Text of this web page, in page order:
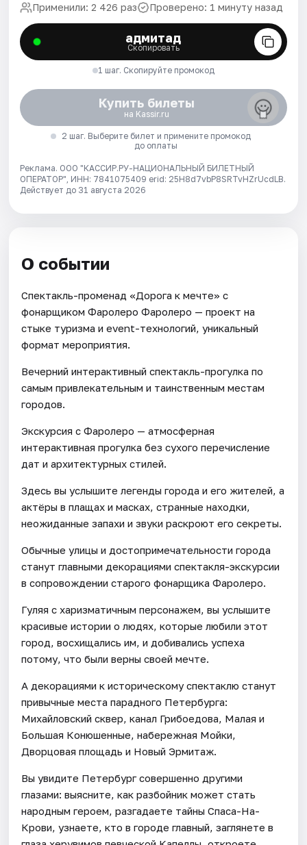
Применили: 2 426 раз Проверено: 1 минуту назад
адмитад
Скопировать
1 шаг. Скопируйте промокод
Купить билеты
на Kassir.ru
2 шаг. Выберите билет и примените промокод
до оплаты
Реклама. ООО "КАССИР.РУ-НАЦИОНАЛЬНЫЙ БИЛЕТНЫЙ
ОПЕРАТОР", ИНН: 7841075409 erid: 25H8d7vbP8SRTvHZrUcdLB.
Действует до 31 августа 2026
О событии
Спектакль-променад «Дорога к мечте» с
фонарщиком Фаролеро Фаролеро — проект на
стыке туризма и event-технологий, уникальный
формат мероприятия.
Вечерний интерактивный спектакль-прогулка по
самым привлекательным и таинственным местам
городов.
Экскурсия с Фаролеро — атмосферная
интерактивная прогулка без сухого перечисление
дат и архитектурных стилей.
Здесь вы услышите легенды города и его жителей, а
актёры в плащах и масках, странные находки,
неожиданные запахи и звуки раскроют его секреты.
Обычные улицы и достопримечательности города
станут главными декорациями спектакля-экскурсии
в сопровождении старого фонарщика Фаролеро.
Гуляя с харизматичным персонажем, вы услышите
красивые истории о людях, которые любили этот
город, восхищались им, и добивались успеха
потому, что были верны своей мечте.
А декорациями к историческому спектаклю станут
привычные места парадного Петербурга:
Михайловский сквер, канал Грибоедова, Малая и
Большая Конюшенные, набережная Мойки,
Дворцовая площадь и Новый Эрмитаж.
Вы увидите Петербург совершенно другими
глазами: выясните, как разбойник может стать
народным героем, разгадаете тайны Спаса-На-
Крови, узнаете, кто в городе главный, заглянете в